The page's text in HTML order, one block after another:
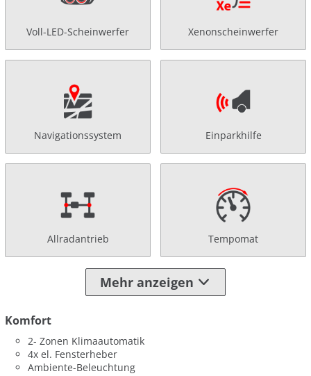
Voll-LED-Scheinwerfer Xenonscheinwerfer
Navigationssystem Einparkhilfe
Allradantrieb Tempomat
Mehr anzeigen
Komfort
2- Zonen Klimaautomatik
4x el. Fensterheber
Ambiente-Beleuchtung